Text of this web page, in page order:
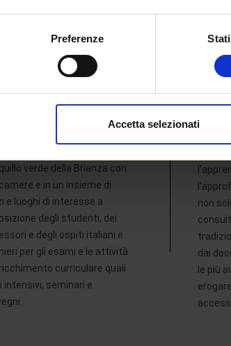
anche:
sulla tua posizione geografica, con
in qualsiasi momento dalla
e social media, i quali potrebbero
dei loro servizi.
Preferenze
Accetta selezionati
Ateneo
quale Università
30 gennaio 2006. Ha
verde della Brianza con
e in un insieme di
e luoghi di interesse a
degli studenti, dei
e degli ospiti italiani e
per gli esami e le attività
curriculare quali
intensivi, seminari e
La
non
dai
le più